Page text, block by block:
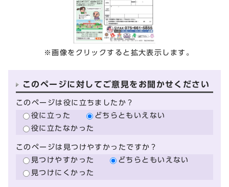
※画像をクリックすると拡大表示します。
このページに対してご意見をお聞かせください
このページは役に立ちましたか？
役に立った
どちらともいえない
役に立たなかった
このページは見つけやすかったですか？
見つけやすかった
どちらともいえない
見つけにくかった